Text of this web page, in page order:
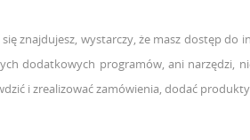
znajdujesz, wystarczy, że masz dostęp
dodatkowych programów, ani narzędzi,
i zrealizować zamówienia, dodać